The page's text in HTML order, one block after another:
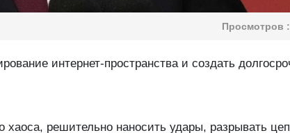
Просмотров :
интернет-пространства и создать
решительно наносить удары, разрывать